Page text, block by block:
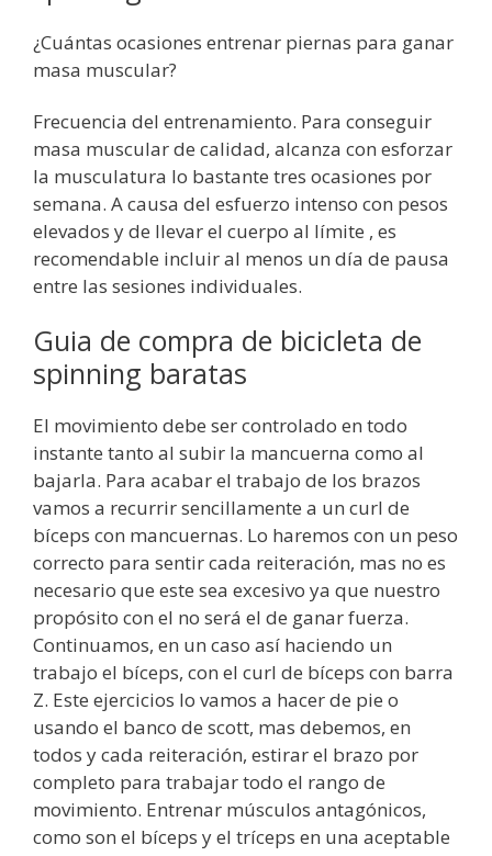
¿Cuántas ocasiones entrenar piernas para ganar
masa muscular?
Frecuencia del entrenamiento. Para conseguir
masa muscular de calidad, alcanza con esforzar
la musculatura lo bastante tres ocasiones por
semana. A causa del esfuerzo intenso con pesos
elevados y de llevar el cuerpo al límite , es
recomendable incluir al menos un día de pausa
entre las sesiones individuales.
Guia de compra de bicicleta de
spinning baratas
El movimiento debe ser controlado en todo
instante tanto al subir la mancuerna como al
bajarla. Para acabar el trabajo de los brazos
vamos a recurrir sencillamente a un curl de
bíceps con mancuernas. Lo haremos con un peso
correcto para sentir cada reiteración, mas no es
necesario que este sea excesivo ya que nuestro
propósito con el no será el de ganar fuerza.
Continuamos, en un caso así haciendo un
trabajo el bíceps, con el curl de bíceps con barra
Z. Este ejercicios lo vamos a hacer de pie o
usando el banco de scott, mas debemos, en
todos y cada reiteración, estirar el brazo por
completo para trabajar todo el rango de
movimiento. Entrenar músculos antagónicos,
como son el bíceps y el tríceps en una aceptable